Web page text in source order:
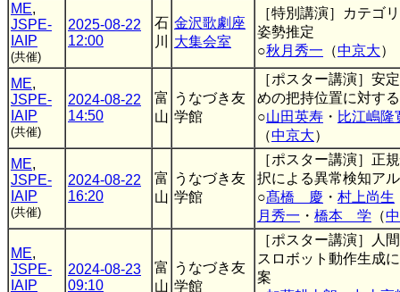
ME,
JSPE-
IAIP
(共催)
2025-08-22
12:00
石
川
金沢歌劇座
大集会室
［特別講演］カテゴ
姿勢推定
○秋月秀一 （中京大）
ME,
JSPE-
IAIP
(共催)
2024-08-22
14:50
富
山
うなづき友
学館
［ポスター講演］安
めの把持位置に対す
○山田英寿 ・ 比江嶋隆
（中京大）
ME,
JSPE-
IAIP
(共催)
2024-08-22
16:20
富
山
うなづき友
学館
［ポスター講演］正
択による異常検知ア
○髙橋 慶 ・ 村上尚生
月秀一 ・ 橋本 学 （
ME,
JSPE-
IAIP
2024-08-23
09:10
富
山
うなづき友
学館
［ポスター講演］人
スロボット動作生成
案